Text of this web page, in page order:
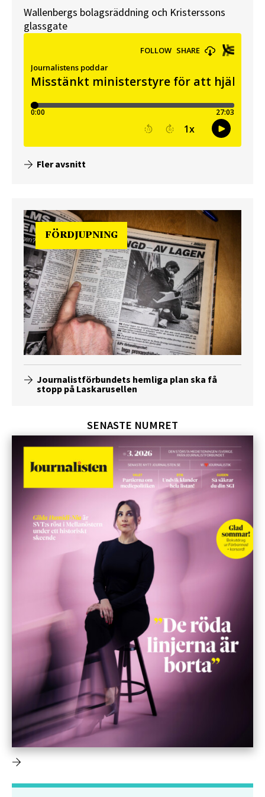
Wallenbergs bolagsräddning och Kristerssons
glassgate
Fler avsnitt
FÖRDJUPNING
Journalistförbundets hemliga plan ska få
stopp på Laskarusellen
SENASTE NUMRET